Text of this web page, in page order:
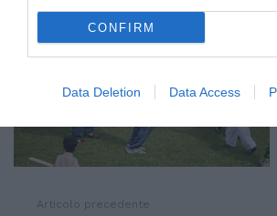
CONFIRM
Data Deletion Data Access
Articolo precedente